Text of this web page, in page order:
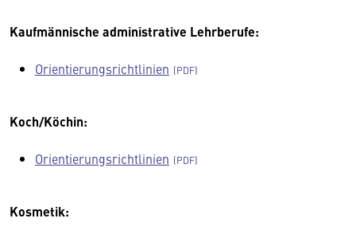
Kaufmännische administrative Lehrberufe:
Orientierungsrichtlinien
Koch/Köchin:
Orientierungsrichtlinien
Kosmetik: